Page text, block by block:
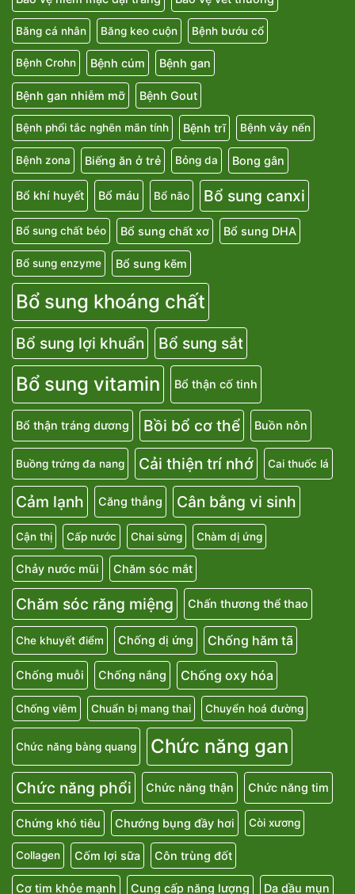
Bảo vệ niêm mạc đại tràng Bảo vệ vết thương
Băng cá nhân Băng keo cuộn Bệnh bướu cổ
Bệnh Crohn Bệnh cúm Bệnh gan
Bệnh gan nhiễm mỡ Bệnh Gout
Bệnh phổi tắc nghẽn mãn tính Bệnh trĩ Bệnh vảy nến
Bệnh zona Biếng ăn ở trẻ Bỏng da Bong gân
Bổ khí huyết Bổ máu Bổ não Bổ sung canxi
Bổ sung chất béo Bổ sung chất xơ
Bổ sung enzyme Bổ sung kẽm
Bổ sung khoáng chất
Bổ sung lợi khuẩn Bổ sung sắt
Bổ sung vitamin Bổ thận cố tinh
Bổ thận tráng dương Bồi bổ cơ thể Buồn nôn
Buồng trứng đa nang Cải thiện trí nhớ Cai thuốc lá
Cảm lạnh Căng thẳng Cân bằng vi sinh
Cận thị Cấp nước Chai sừng
Chảy nước mũi Chăm sóc mắt
Chăm sóc răng miệng Chấn thương thể thao
Che khuyết điểm Chống dị ứng Chống hăm tã
Chống muỗi Chống nắng Chống oxy hóa
Chống viêm Chuẩn bị mang thai Chuyển hoá đường
Chức năng bàng quang Chức năng gan
Chức năng phổi Chức năng thận Chức năng tim
Chứng khó tiêu Chướng bụng đầy hơi
Collagen Cốm lợi sữa Côn trùng đốt